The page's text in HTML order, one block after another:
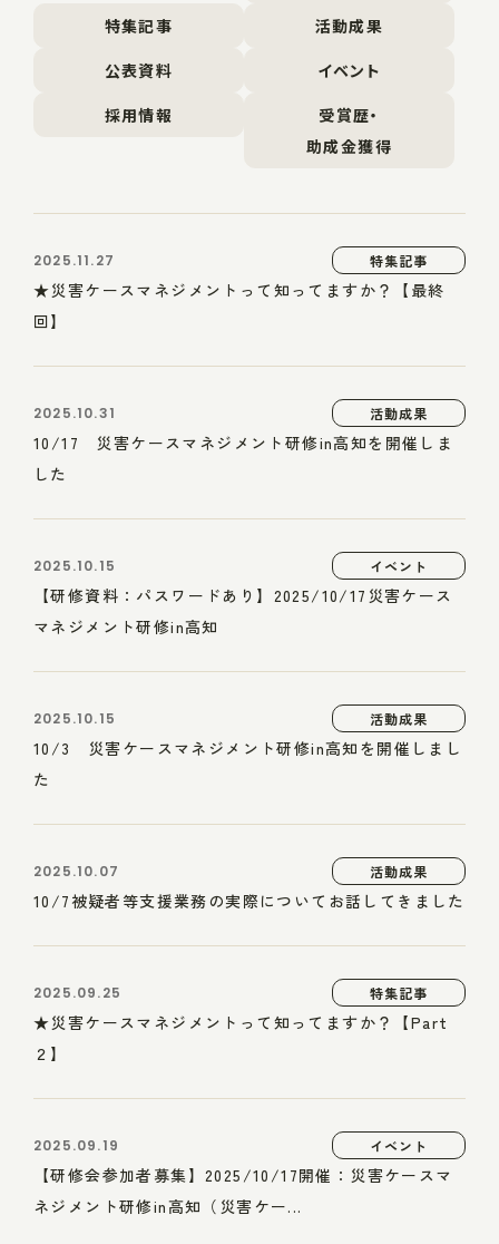
特集記事
活動成果
公表資料
イベント
採用情報
受賞歴・
助成金獲得
2025.11.27 特集記事
★災害ケースマネジメントって知ってますか？【最終
回】
2025.10.31 活動成果
10/17 災害ケースマネジメント研修in高知を開催しま
した
2025.10.15 イベント
【研修資料：パスワードあり】2025/10/17災害ケース
マネジメント研修in高知
2025.10.15 活動成果
10/3 災害ケースマネジメント研修in高知を開催しまし
た
2025.10.07 活動成果
10/7被疑者等支援業務の実際についてお話してきました
2025.09.25 特集記事
★災害ケースマネジメントって知ってますか？【Part
２】
2025.09.19 イベント
【研修会参加者募集】2025/10/17開催：災害ケースマ
ネジメント研修in高知（災害ケー...